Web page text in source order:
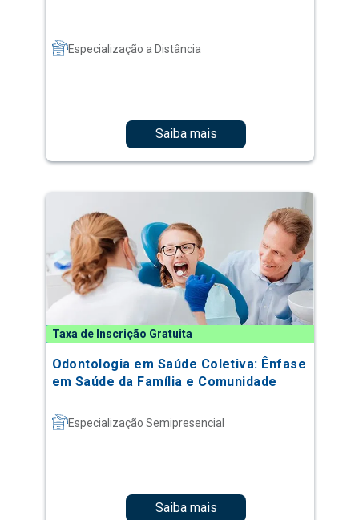
Especialização a Distância
Saiba mais
Taxa de Inscrição Gratuita
Odontologia em Saúde Coletiva: Ênfase
em Saúde da Família e Comunidade
Especialização Semipresencial
Saiba mais